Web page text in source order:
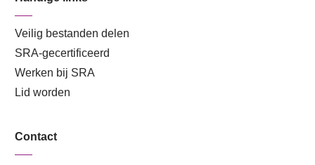
Veilig bestanden delen
SRA-gecertificeerd
Werken bij SRA
Lid worden
Contact